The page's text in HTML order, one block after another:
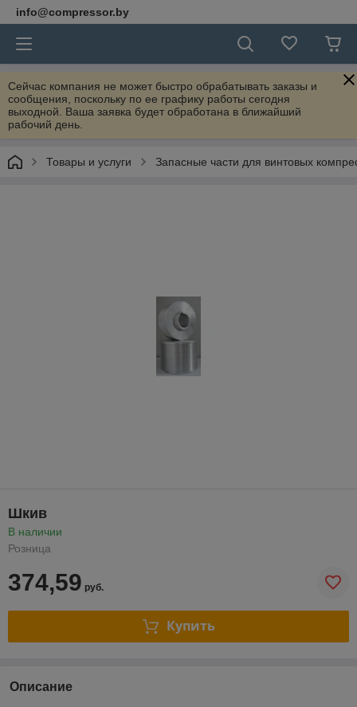
info@compressor.by
Сейчас компания не может быстро обрабатывать заказы и
сообщения, поскольку по ее графику работы сегодня
выходной. Ваша заявка будет обработана в ближайший
рабочий день.
Товары и услуги Запасные части для винтовых
Шкив
В наличии
Розница
374,59 руб.
Купить
Описание